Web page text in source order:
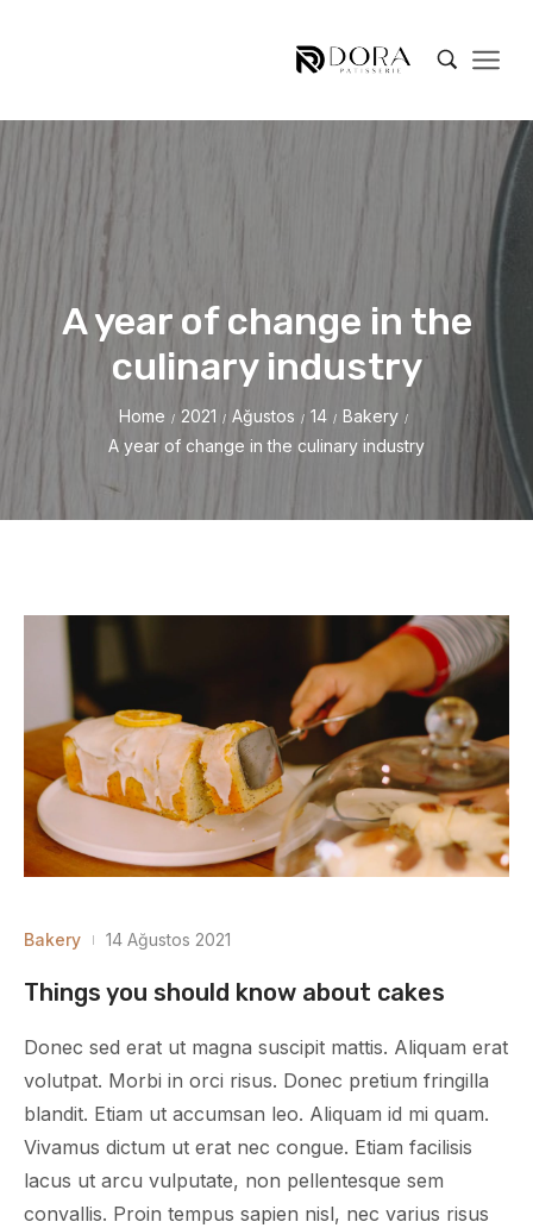
A year of change in the
culinary industry
Home / 2021 / Ağustos / 14 / Bakery /
A year of change in the culinary industry
Bakery 14 Ağustos 2021
Things you should know about cakes
Donec sed erat ut magna suscipit mattis. Aliquam erat
volutpat. Morbi in orci risus. Donec pretium fringilla
blandit. Etiam ut accumsan leo. Aliquam id mi quam.
Vivamus dictum ut erat nec congue. Etiam facilisis
lacus ut arcu vulputate, non pellentesque sem
convallis. Proin tempus sapien nisl, nec varius risus